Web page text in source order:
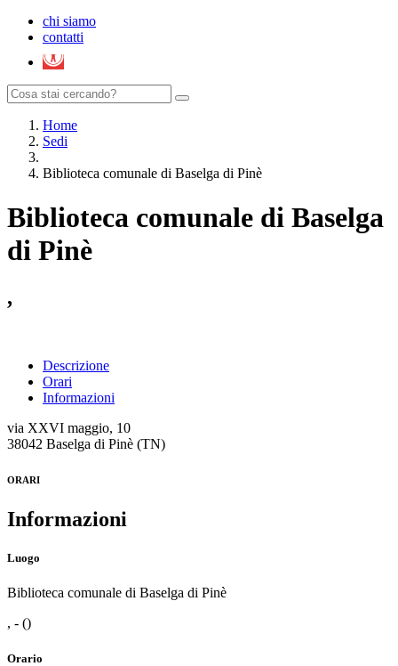
chi siamo
contatti
Home
Sedi
Biblioteca comunale di Baselga di Pinè
Biblioteca comunale di Baselga
di Pinè
,
Descrizione
Orari
Informazioni
via XXVI maggio, 10
38042 Baselga di Pinè (TN)
ORARI
Informazioni
Luogo
Biblioteca comunale di Baselga di Pinè
, - ()
Orario